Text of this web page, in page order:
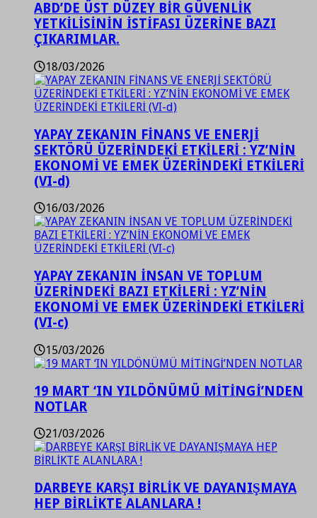
ABD’DE ÜST DÜZEY BİR GÜVENLİK
YETKİLİSİNİN İSTİFASI ÜZERİNE BAZI
ÇIKARIMLAR.
18/03/2026
YAPAY ZEKANIN FİNANS VE ENERJİ
SEKTÖRÜ ÜZERİNDEKİ ETKİLERİ : YZ’NİN
EKONOMİ VE EMEK ÜZERİNDEKİ ETKİLERİ
(VI-d)
16/03/2026
YAPAY ZEKANIN İNSAN VE TOPLUM
ÜZERİNDEKİ BAZI ETKİLERİ : YZ’NİN
EKONOMİ VE EMEK ÜZERİNDEKİ ETKİLERİ
(VI-c)
15/03/2026
19 MART ‘IN YILDÖNÜMÜ MİTİNGİ’NDEN
NOTLAR
21/03/2026
DARBEYE KARŞI BİRLİK VE DAYANIŞMAYA
HEP BİRLİKTE ALANLARA !